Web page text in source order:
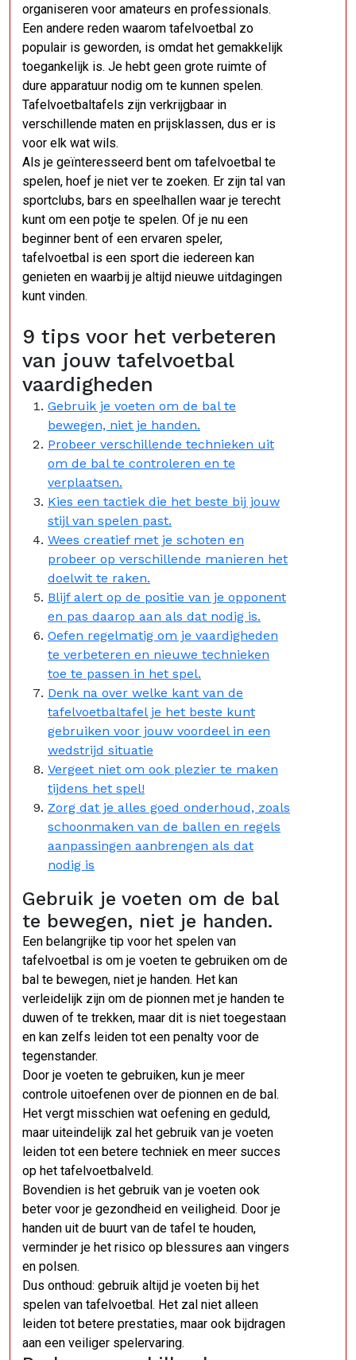
organiseren voor amateurs en professionals.
Een andere reden waarom tafelvoetbal zo
populair is geworden, is omdat het gemakkelijk
toegankelijk is. Je hebt geen grote ruimte of
dure apparatuur nodig om te kunnen spelen.
Tafelvoetbaltafels zijn verkrijgbaar in
verschillende maten en prijsklassen, dus er is
voor elk wat wils.
Als je geïnteresseerd bent om tafelvoetbal te
spelen, hoef je niet ver te zoeken. Er zijn tal van
sportclubs, bars en speelhallen waar je terecht
kunt om een potje te spelen. Of je nu een
beginner bent of een ervaren speler,
tafelvoetbal is een sport die iedereen kan
genieten en waarbij je altijd nieuwe uitdagingen
kunt vinden.
9 tips voor het verbeteren
van jouw tafelvoetbal
vaardigheden
Gebruik je voeten om de bal te
bewegen, niet je handen.
Probeer verschillende technieken uit
om de bal te controleren en te
verplaatsen.
Kies een tactiek die het beste bij jouw
stijl van spelen past.
Wees creatief met je schoten en
probeer op verschillende manieren het
doelwit te raken.
Blijf alert op de positie van je opponent
en pas daarop aan als dat nodig is.
Oefen regelmatig om je vaardigheden
te verbeteren en nieuwe technieken
toe te passen in het spel.
Denk na over welke kant van de
tafelvoetbaltafel je het beste kunt
gebruiken voor jouw voordeel in een
wedstrijd situatie
Vergeet niet om ook plezier te maken
tijdens het spel!
Zorg dat je alles goed onderhoud, zoals
schoonmaken van de ballen en regels
aanpassingen aanbrengen als dat
nodig is
Gebruik je voeten om de bal
te bewegen, niet je handen.
Een belangrijke tip voor het spelen van
tafelvoetbal is om je voeten te gebruiken om de
bal te bewegen, niet je handen. Het kan
verleidelijk zijn om de pionnen met je handen te
duwen of te trekken, maar dit is niet toegestaan
en kan zelfs leiden tot een penalty voor de
tegenstander.
Door je voeten te gebruiken, kun je meer
controle uitoefenen over de pionnen en de bal.
Het vergt misschien wat oefening en geduld,
maar uiteindelijk zal het gebruik van je voeten
leiden tot een betere techniek en meer succes
op het tafelvoetbalveld.
Bovendien is het gebruik van je voeten ook
beter voor je gezondheid en veiligheid. Door je
handen uit de buurt van de tafel te houden,
verminder je het risico op blessures aan vingers
en polsen.
Dus onthoud: gebruik altijd je voeten bij het
spelen van tafelvoetbal. Het zal niet alleen
leiden tot betere prestaties, maar ook bijdragen
aan een veiliger spelervaring.